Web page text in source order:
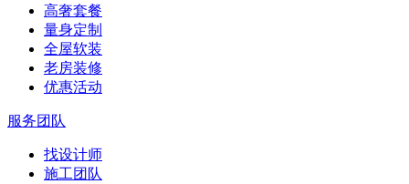
高奢套餐
量身定制
全屋软装
老房装修
优惠活动
服务团队
找设计师
施工团队